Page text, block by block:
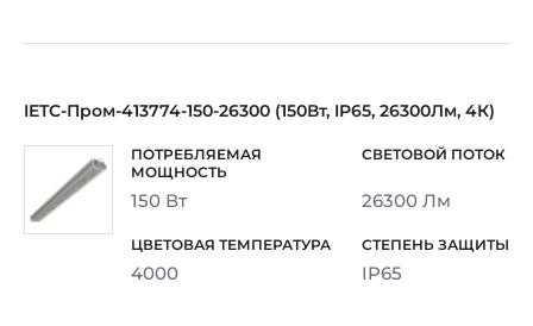
IETC-Пром-413774-150-26300 (150Вт, IP65, 26300Лм, 4К)
150 Вт 26300 Лм
4000 IP65